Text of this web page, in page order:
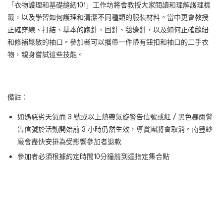
「衣物護理和基礎縫紉101」工作坊將會教授大家閱讀和理解護理標
籤，以及學習如何護理和清潔不同種類的服裝材料。當中更會教授
正確穿線、打結、基本的跑針、回針、毯邊針，以及如何正確縫紐
和修補鬆散的袖口。參加者可以攜帶一件帶有鈕扣和袖口的二手衣
物，親身嘗試這些技能。
備註：
如遇惡劣天氣而 3 號或以上熱帶氣旋警告信號或紅 / 黑色暴雨警
告信號於活動開始前 3 小時仍然生效，導賞團將會取消。南豐紗
廠會盡快安排為受影響參加者退款
參加者必須根據約定時間10分鐘前到達指定集合點